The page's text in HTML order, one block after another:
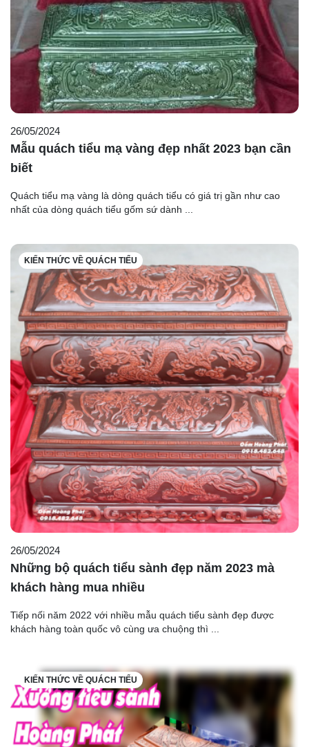
26/05/2024
Mẫu quách tiểu mạ vàng đẹp nhất 2023 bạn cần
biết
Quách tiểu mạ vàng là dòng quách tiểu có giá trị gần như cao
nhất của dòng quách tiểu gốm sứ dành ...
KIẾN THỨC VỀ QUÁCH TIỂU
26/05/2024
Những bộ quách tiểu sành đẹp năm 2023 mà
khách hàng mua nhiều
Tiếp nối năm 2022 với nhiều mẫu quách tiểu sành đẹp được
khách hàng toàn quốc vô cùng ưa chuộng thì ...
KIẾN THỨC VỀ QUÁCH TIỂU